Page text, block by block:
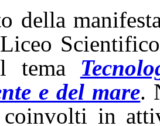
della
tema
e del mare.
in